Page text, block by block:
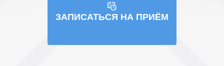
ЗАПИСАТЬСЯ НА ПРИЁМ